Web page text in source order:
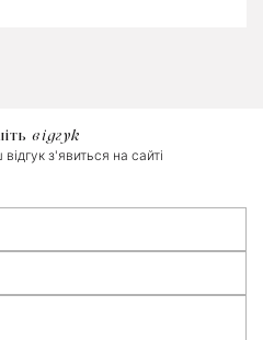
відгук
з'явиться на сайті